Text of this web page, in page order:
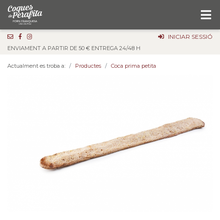
INICIAR SESSIÓ
ENVIAMENT A PARTIR DE 50 € ENTREGA 24/48 H
Actualment es troba a: Productes Coca prima petita